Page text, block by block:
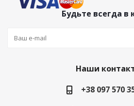
Будьте всегда в
Наши
+38 097 570